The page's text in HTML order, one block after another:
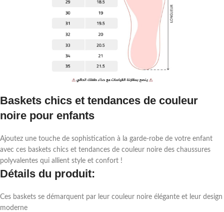
Baskets chics et tendances de couleur
noire pour enfants
Ajoutez une touche de sophistication à la garde-robe de votre enfant
avec ces baskets chics et tendances de couleur noire des chaussures
polyvalentes qui allient style et confort !
Détails du produit:
Ces baskets se démarquent par leur couleur noire élégante et leur design
moderne